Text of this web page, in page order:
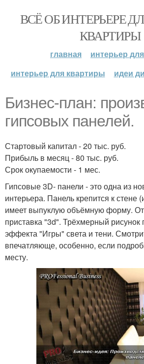
ВСЁ ОБ ИНТЕРЬЕРЕ
КВАРТИРЫ
главная
интерьер
интерьер для квартиры
идеи
Бизнес-план:
гипсовых панелей.
Стартовый капитал - 20 тыс. руб.
Прибыль в месяц - 80 тыс. руб.
Срок окупаемости - 1 мес.
Гипсовые 3D- панели - это одна из
интерьера. Панель крепится к стене
имеет выпуклую объёмную форму. От
приставка "3d". Трёхмерный рисунок
эффекта "Игры" света и тени.
впечатляюще, особенно, если
месту.